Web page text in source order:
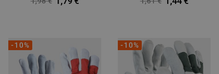
-10% -10%